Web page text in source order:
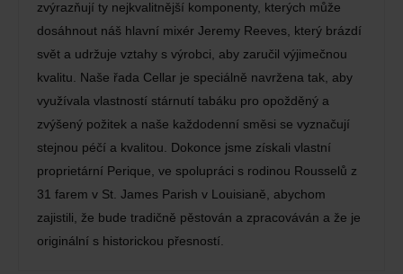
zvýrazňují ty nejkvalitnější komponenty, kterých může
dosáhnout náš hlavní mixér Jeremy Reeves, který brázdí
svět a udržuje vztahy s výrobci, aby zaručil výjimečnou
kvalitu. Naše řada Cellar je speciálně navržena tak, aby
využívala vlastností stárnutí tabáku pro opožděný a
zvýšený požitek a naše každodenní směsi se vyznačují
stejnou péčí a kvalitou. Dokonce jsme získali vlastní
proprietární Perique, ve spolupráci s rodinou Rousselů z
31 farem v St. James Parish v Louisianě, abychom
zajistili, že bude tradičně pěstován a zpracováván a že je
originální s historickou přesností.